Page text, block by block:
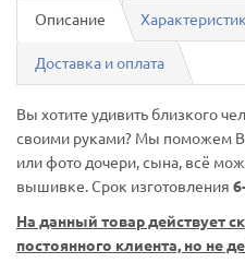
Описание
Доставка и оплата
Вы хотите удивить близкого
своими руками? Мы поможем
или фото дочери, сына, всё
вышивке. Срок изготовления
На данный товар действует
постоянного клиента, но не